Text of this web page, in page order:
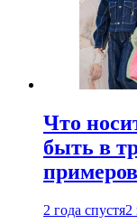
Что
быть в
2 года спустя2